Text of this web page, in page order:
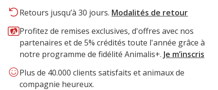
Retours jusqu’à 30 jours. Modalités de retour
Profitez de remises exclusives, d'offres avec nos
partenaires et de 5% crédités toute l'année grâce à
notre programme de fidélité Animalis+. Je m’inscris
Plus de 40.000 clients satisfaits et animaux de
compagnie heureux.